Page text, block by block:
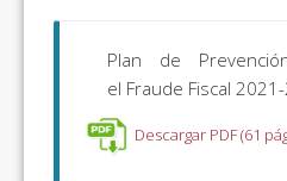
Plan de
el Fraude Fiscal
Descargar PDF (61